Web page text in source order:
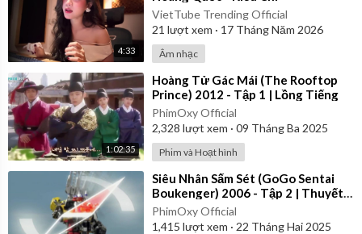
4:33
VietTube Trending Official
21 lượt xem · 17 Tháng Năm 2026
Âm nhạc
1:02:35
⁣Hoàng Tử Gác Mái (The Rooftop
Prince) 2012 - Tập 1 | Lồng Tiếng
PhimOxy Official
2,328 lượt xem · 09 Tháng Ba 2025
Phim và Hoạt hình
⁣Siêu Nhân Sấm Sét (GoGo Sentai
Boukenger) 2006 - Tập 2 | Thuyết
Minh
PhimOxy Official
1,415 lượt xem · 22 Tháng Hai 2025